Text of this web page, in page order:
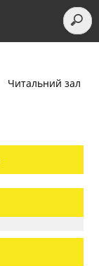
Читальний зал